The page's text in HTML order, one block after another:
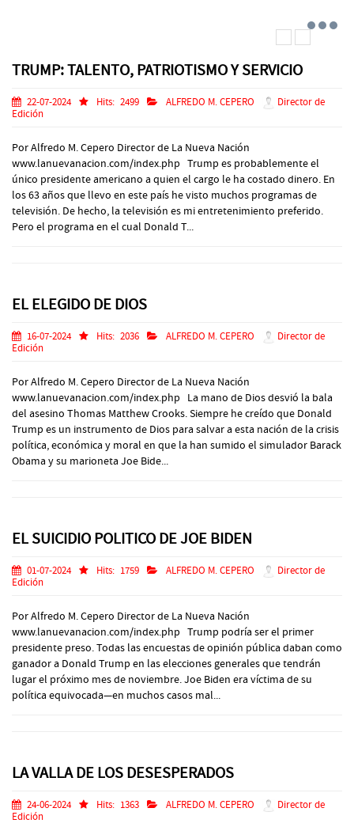
TRUMP: TALENTO, PATRIOTISMO Y SERVICIO
22-07-2024 Hits: 2499 ALFREDO M. CEPERO
Director de
Edición
Por Alfredo M. Cepero Director de La Nueva Nación
www.lanuevanacion.com/index.php Trump es probablemente el
único presidente americano a quien el cargo le ha costado dinero. En
los 63 años que llevo en este país he visto muchos programas de
televisión. De hecho, la televisión es mi entretenimiento preferido.
Pero el programa en el cual Donald T...
EL ELEGIDO DE DIOS
16-07-2024 Hits: 2036 ALFREDO M. CEPERO
Director de
Edición
Por Alfredo M. Cepero Director de La Nueva Nación
www.lanuevanacion.com/index.php La mano de Dios desvió la bala
del asesino Thomas Matthew Crooks. Siempre he creído que Donald
Trump es un instrumento de Dios para salvar a esta nación de la crisis
política, económica y moral en que la han sumido el simulador Barack
Obama y su marioneta Joe Bide...
EL SUICIDIO POLITICO DE JOE BIDEN
01-07-2024 Hits: 1759 ALFREDO M. CEPERO
Director de
Edición
Por Alfredo M. Cepero Director de La Nueva Nación
www.lanuevanacion.com/index.php Trump podría ser el primer
presidente preso. Todas las encuestas de opinión pública daban como
ganador a Donald Trump en las elecciones generales que tendrán
lugar el próximo mes de noviembre. Joe Biden era víctima de su
política equivocada—en muchos casos mal...
LA VALLA DE LOS DESESPERADOS
24-06-2024 Hits: 1363 ALFREDO M. CEPERO
Director de
Edición